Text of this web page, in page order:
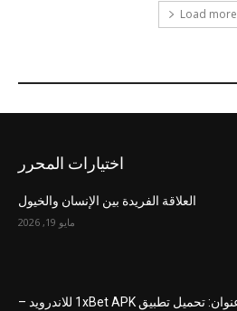
Load more
اختيارات المحرر
العلاقة الفريدة بين الإنسان والخيول
مايو 19, 2026
عنوان: تحميل تطبيق 1xBet APK للاندرويد –